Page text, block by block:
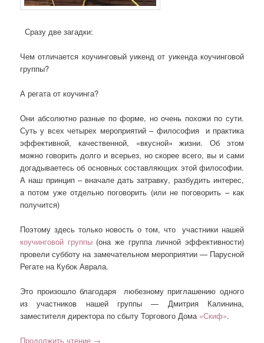
Сразу две загадки:
Чем отличается коучинговый уикенд от уикенда коучинговой
группы?
А регата от коучинга?
Они абсолютно разные по форме, но очень похожи по сути.
Суть у всех четырех мероприятий – философия и практика
эффективной, качественной, «вкусной» жизни. Об этом
можно говорить долго и всерьез, но скорее всего, вы и сами
догадываетесь об основных составляющих этой философии.
А наш принцип – вначале дать затравку, разбудить интерес,
а потом уже отдельно поговорить (или не поговорить – как
получится)
Поэтому здесь только новость о том, что участники нашей
коучинговой группы(она же группа личной эффективности)
провели субботу на замечательном мероприятии — Парусной
Регате на Кубок Аврала.
Это произошло благодаря любезному приглашению одного
из участников нашей группы — Дмитрия Калинина,
заместителя директора по сбыту Торгового Дома «Скиф».
Продолжить чтение →